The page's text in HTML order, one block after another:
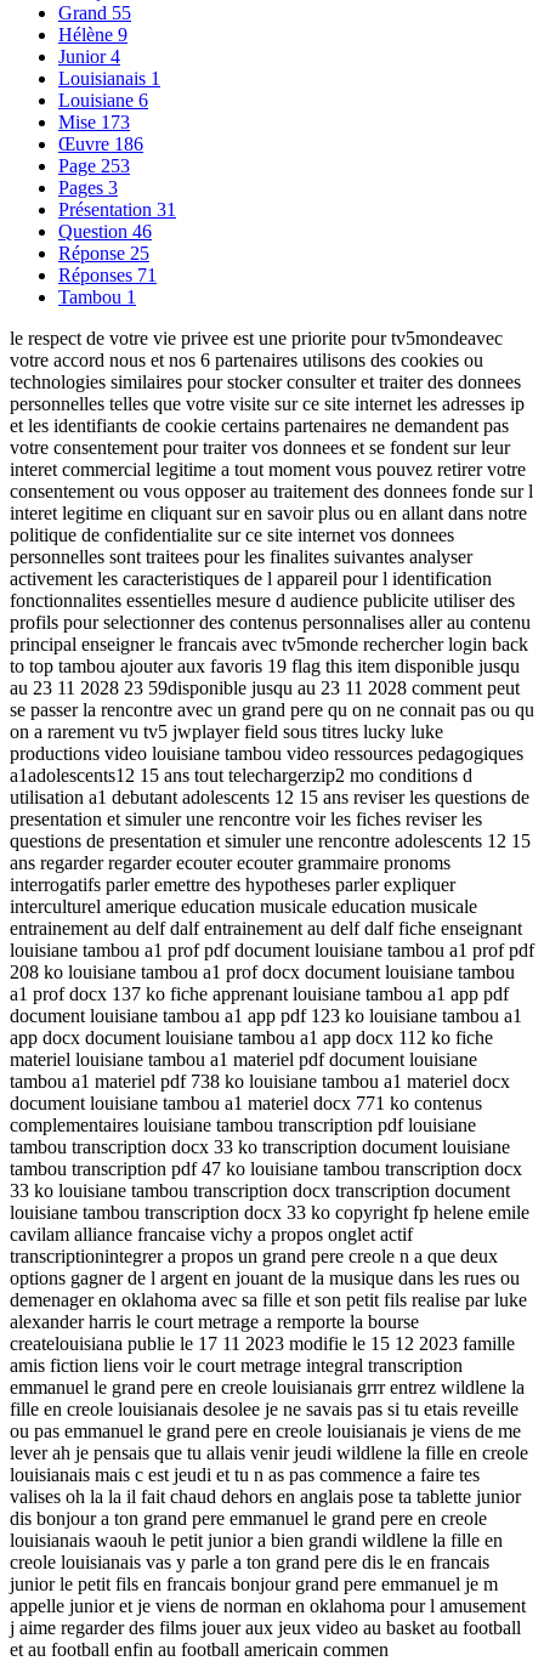
Grand 55
Hélène 9
Junior4
Louisianais 1
Louisiane 6
Mise 173
Œuvre 186
Page 253
Pages 3
Présentation 31
Question 46
Réponse 25
Réponses 71
Tambou 1
le respect de votre vie privee est une priorite pour tv5mondeavec
votre accord nous et nos 6 partenaires utilisons des cookies ou
technologies similaires pour stocker consulter et traiter des donnees
personnelles telles que votre visite sur ce site internet les adresses ip
et les identifiants de cookie certains partenaires ne demandent pas
votre consentement pour traiter vos donnees et se fondent sur leur
interet commercial legitime a tout moment vous pouvez retirer votre
consentement ou vous opposer au traitement des donnees fonde sur l
interet legitime en cliquant sur en savoir plus ou en allant dans notre
politique de confidentialite sur ce site internet vos donnees
personnelles sont traitees pour les finalites suivantes analyser
activement les caracteristiques de l appareil pour l identification
fonctionnalites essentielles mesure d audience publicite utiliser des
profils pour selectionner des contenus personnalises aller au contenu
principal enseigner le francais avec tv5monde rechercher login back
to top tambou ajouter aux favoris 19 flag this item disponible jusqu
au 23 11 2028 23 59disponible jusqu au 23 11 2028 comment peut
se passer la rencontre avec un grand pere qu on ne connait pas ou qu
on a rarement vu tv5 jwplayer field sous titres lucky luke
productions video louisiane tambou video ressources pedagogiques
a1adolescents12 15 ans tout telechargerzip2 mo conditions d
utilisation a1 debutant adolescents 12 15 ans reviser les questions de
presentation et simuler une rencontre voir les fiches reviser les
questions de presentation et simuler une rencontre adolescents 12 15
ans regarder regarder ecouter ecouter grammaire pronoms
interrogatifs parler emettre des hypotheses parler expliquer
interculturel amerique education musicale education musicale
entrainement au delf dalf entrainement au delf dalf fiche enseignant
louisiane tambou a1 prof pdf document louisiane tambou a1 prof pdf
208 ko louisiane tambou a1 prof docx document louisiane tambou
a1 prof docx 137 ko fiche apprenant louisiane tambou a1 app pdf
document louisiane tambou a1 app pdf 123 ko louisiane tambou a1
app docx document louisiane tambou a1 app docx 112 ko fiche
materiel louisiane tambou a1 materiel pdf document louisiane
tambou a1 materiel pdf 738 ko louisiane tambou a1 materiel docx
document louisiane tambou a1 materiel docx 771 ko contenus
complementaires louisiane tambou transcription pdf louisiane
tambou transcription docx 33 ko transcription document louisiane
tambou transcription pdf 47 ko louisiane tambou transcription docx
33 ko louisiane tambou transcription docx transcription document
louisiane tambou transcription docx 33 ko copyright fp helene emile
cavilam alliance francaise vichy a propos onglet actif
transcriptionintegrer a propos un grand pere creole n a que deux
options gagner de l argent en jouant de la musique dans les rues ou
demenager en oklahoma avec sa fille et son petit fils realise par luke
alexander harris le court metrage a remporte la bourse
createlouisiana publie le 17 11 2023 modifie le 15 12 2023 famille
amis fiction liens voir le court metrage integral transcription
emmanuel le grand pere en creole louisianais grrr entrez wildlene la
fille en creole louisianais desolee je ne savais pas si tu etais reveille
ou pas emmanuel le grand pere en creole louisianais je viens de me
lever ah je pensais que tu allais venir jeudi wildlene la fille en creole
louisianais mais c est jeudi et tu n as pas commence a faire tes
valises oh la la il fait chaud dehors en anglais pose ta tablette junior
dis bonjour a ton grand pere emmanuel le grand pere en creole
louisianais waouh le petit junior a bien grandi wildlene la fille en
creole louisianais vas y parle a ton grand pere dis le en francais
junior le petit fils en francais bonjour grand pere emmanuel je m
appelle junior et je viens de norman en oklahoma pour l amusement
j aime regarder des films jouer aux jeux video au basket au football
et au football enfin au football americain commen